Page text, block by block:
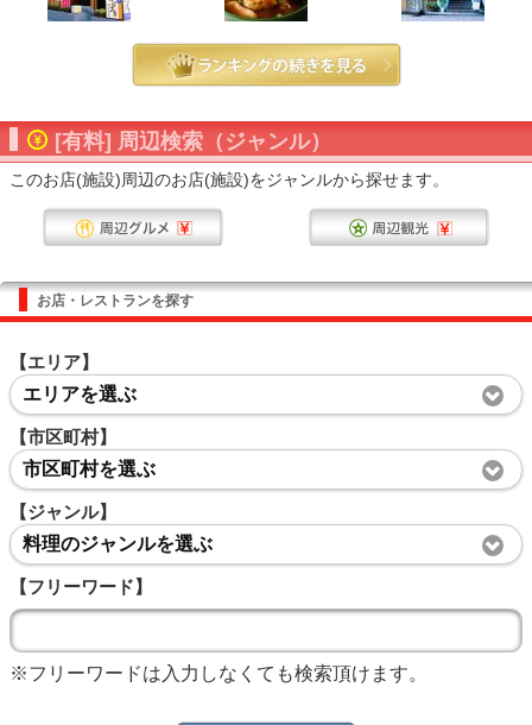
[有料] 周辺検索（ジャンル）
このお店(施設)周辺のお店(施設)をジャンルから探せます。
お店・レストランを探す
【エリア】
エリアを選ぶ
【市区町村】
市区町村を選ぶ
【ジャンル】
料理のジャンルを選ぶ
【フリーワード】
※フリーワードは入力しなくても検索頂けます。